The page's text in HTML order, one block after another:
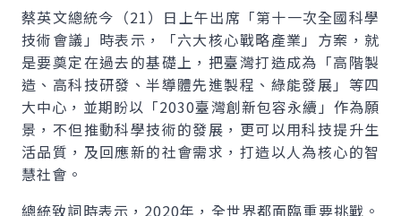
蔡英文總統今（21）日上午出席「第十一次全國科學
技術會議」時表示，「六大核心戰略產業」方案，就
是要奠定在過去的基礎上，把臺灣打造成為「高階製
造、高科技研發、半導體先進製程、綠能發展」等四
大中心，並期盼以「2030臺灣創新包容永續」作為願
景，不但推動科學技術的發展，更可以用科技提升生
活品質，及回應新的社會需求，打造以人為核心的智
慧社會。
總統致詞時表示，2020年，全世界都面臨重要挑戰。